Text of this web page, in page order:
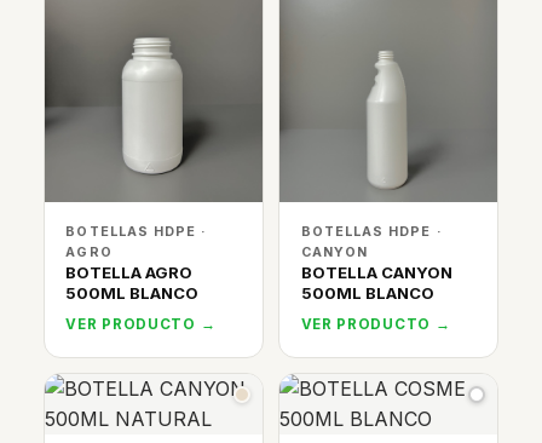
BOTELLAS HDPE ·
AGRO
BOTELLA AGRO
500ML BLANCO
VER PRODUCTO →
BOTELLAS HDPE ·
CANYON
BOTELLA CANYON
500ML BLANCO
VER PRODUCTO →